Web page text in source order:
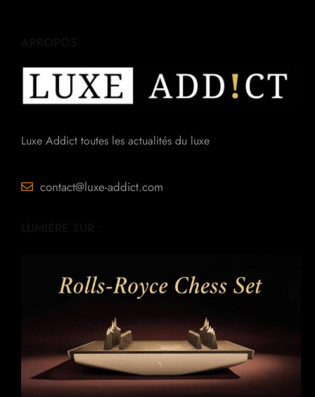
Luxe Addict toutes les actualités du luxe
contact@luxe-addict.com